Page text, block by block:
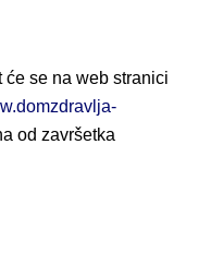
se na web stranici
od završetka